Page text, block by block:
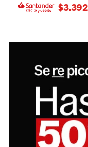
$3.392